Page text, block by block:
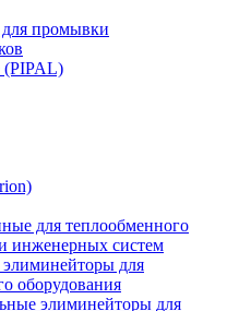
промывки
(PIPAL)
для теплообменного
инженерных систем
для
оборудования
элиминейторы для